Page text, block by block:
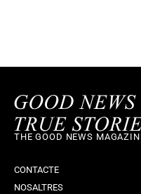
THE GOOD NEWS
CONTACTE
NOSALTRES